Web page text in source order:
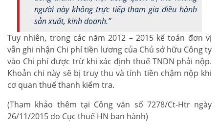
người này không trực tiếp tham gia điều hành
sản xuất, kinh doanh.”
Tuy nhiên, trong các năm 2012 – 2015 kế toán đơn vị
vẫn ghi nhận Chi phí tiền lương của Chủ sở hữu Công ty
vào Chi phí được trừ khi xác định thuế TNDN phải nộp.
Khoản chi này sẽ bị truy thu và tính tiền chậm nộp khi
cơ quan thuế thanh kiểm tra.
(Tham khảo thêm tại Công văn số 7278/Ct-Htr ngày
26/11/2015 do Cục thuế HN ban hành)